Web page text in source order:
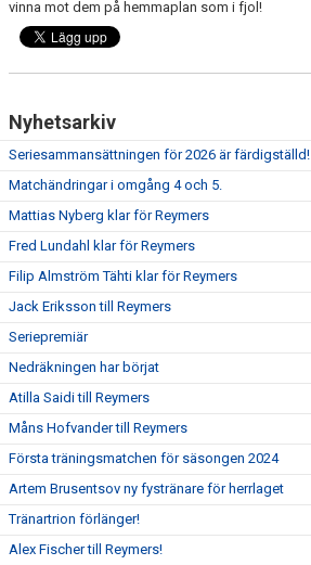
vinna mot dem på hemmaplan som i fjol!
Nyhetsarkiv
Seriesammansättningen för 2026 är färdigställd!
Matchändringar i omgång 4 och 5.
Mattias Nyberg klar för Reymers
Fred Lundahl klar för Reymers
Filip Almström Tähti klar för Reymers
Jack Eriksson till Reymers
Seriepremiär
Nedräkningen har börjat
Atilla Saidi till Reymers
Måns Hofvander till Reymers
Första träningsmatchen för säsongen 2024
Artem Brusentsov ny fystränare för herrlaget
Tränartrion förlänger!
Alex Fischer till Reymers!